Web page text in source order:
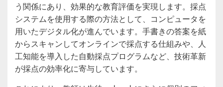
う関係にあり、効果的な教育評価を実現します。採点
システムを使用する際の方法として、コンピュータを
用いたデジタル化が進んでいます。手書きの答案を紙
からスキャンしてオンラインで採点する仕組みや、人
工知能を導入した自動採点プログラムなど、技術革新
が採点の効率化に寄与しています。